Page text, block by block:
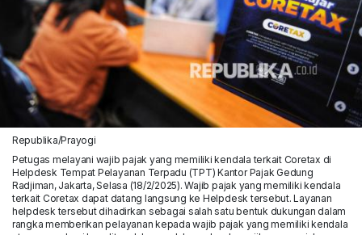
Republika/Prayogi
Petugas melayani wajib pajak yang memiliki kendala terkait Coretax di
Helpdesk Tempat Pelayanan Terpadu (TPT) Kantor Pajak Gedung
Radjiman, Jakarta, Selasa (18/2/2025). Wajib pajak yang memiliki kendala
terkait Coretax dapat datang langsung ke Helpdesk tersebut. Layanan
helpdesk tersebut dihadirkan sebagai salah satu bentuk dukungan dalam
rangka memberikan pelayanan kepada wajib pajak yang memiliki kendala